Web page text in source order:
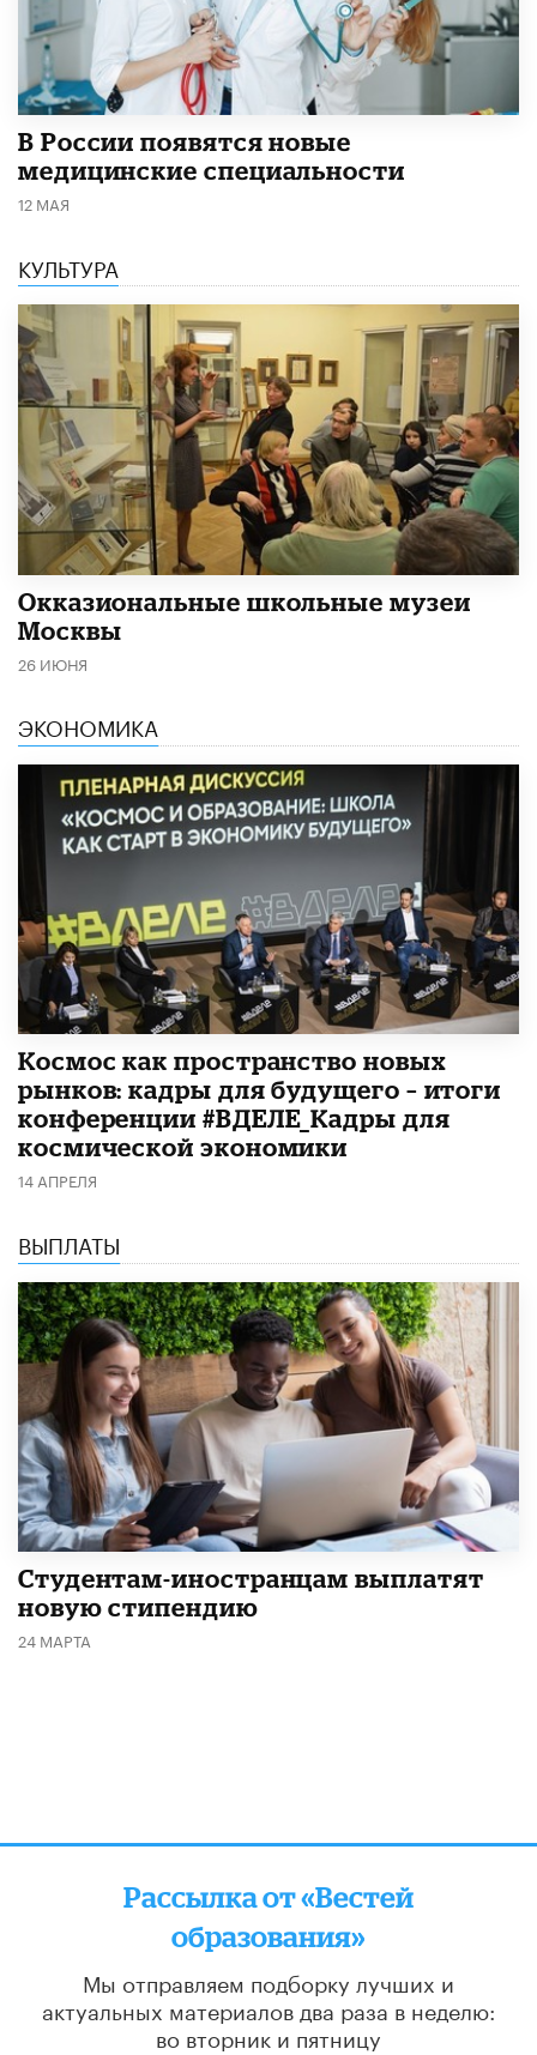
В России появятся новые
медицинские специальности
12 МАЯ
КУЛЬТУРА
​Окказиональные школьные музеи
Москвы
26 ИЮНЯ
ЭКОНОМИКА
Космос как пространство новых
рынков: кадры для будущего – итоги
конференции #ВДЕЛЕ_Кадры для
космической экономики
14 АПРЕЛЯ
ВЫПЛАТЫ
Студентам-иностранцам выплатят
новую стипендию
24 МАРТА
Рассылка от «Вестей
образования»
Мы отправляем подборку лучших и
актуальных материалов два раза в неделю:
во вторник и пятницу